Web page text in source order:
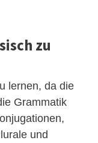
zu
lernen, da die
Grammatik
und